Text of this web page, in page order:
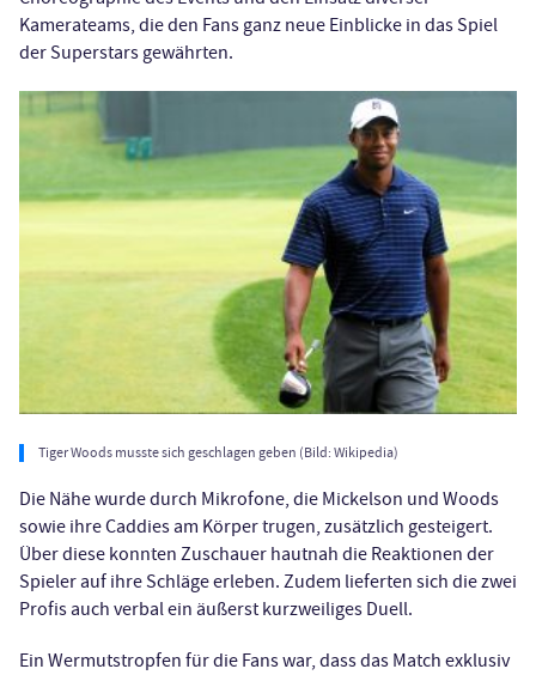
Kamerateams, die den Fans ganz neue Einblicke in das Spiel
der Superstars gewährten.
Tiger Woods musste sich geschlagen geben (Bild: Wikipedia)
Die Nähe wurde durch Mikrofone, die Mickelson und Woods
sowie ihre Caddies am Körper trugen, zusätzlich gesteigert.
Über diese konnten Zuschauer hautnah die Reaktionen der
Spieler auf ihre Schläge erleben. Zudem lieferten sich die zwei
Profis auch verbal ein äußerst kurzweiliges Duell.
Ein Wermutstropfen für die Fans war, dass das Match exklusiv